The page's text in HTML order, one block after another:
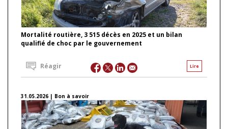
Mortalité routière, 3 515 décès en 2025 et un bilan
qualifié de choc par le gouvernement
Lire
Réagir
31.05.2026 | Bon à savoir